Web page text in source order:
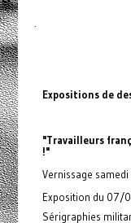
·
Expositions de
"Travailleurs
!"
Vernissage
Exposition du 07/
Sérigraphies